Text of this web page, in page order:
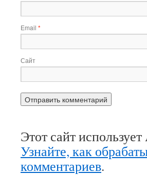
Email *
Сайт
Этот сайт
Узнайте, как
комментариев.